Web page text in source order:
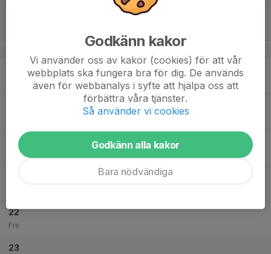
v.21
20
Ons
22
Fre
23
Godkänn kakor
Vi använder oss av kakor (cookies) för att vår
webbplats ska fungera bra för dig. De används
även för webbanalys i syfte att hjälpa oss att
förbättra våra tjänster.
Så använder vi cookies
Godkänn alla kakor
Bara nödvändiga